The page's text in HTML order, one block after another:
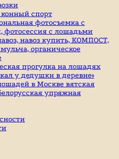
спорт
фотосъемка с
фотосессия с лошадьми
навоз купить, КОМПОСТ,
органическое
прогулка на лошадях
у дедушки в деревне»
в Москве вятская
упряжная